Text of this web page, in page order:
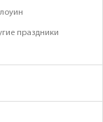
праздники